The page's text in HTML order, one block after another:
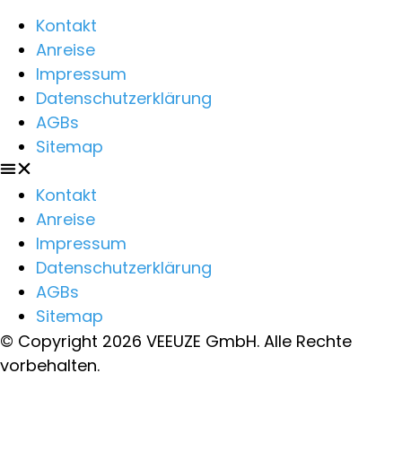
Kontakt
Anreise
Impressum
Datenschutzerklärung
AGBs
Sitemap
Kontakt
Anreise
Impressum
Datenschutzerklärung
AGBs
Sitemap
© Copyright 2026 VEEUZE GmbH. Alle Rechte
vorbehalten.